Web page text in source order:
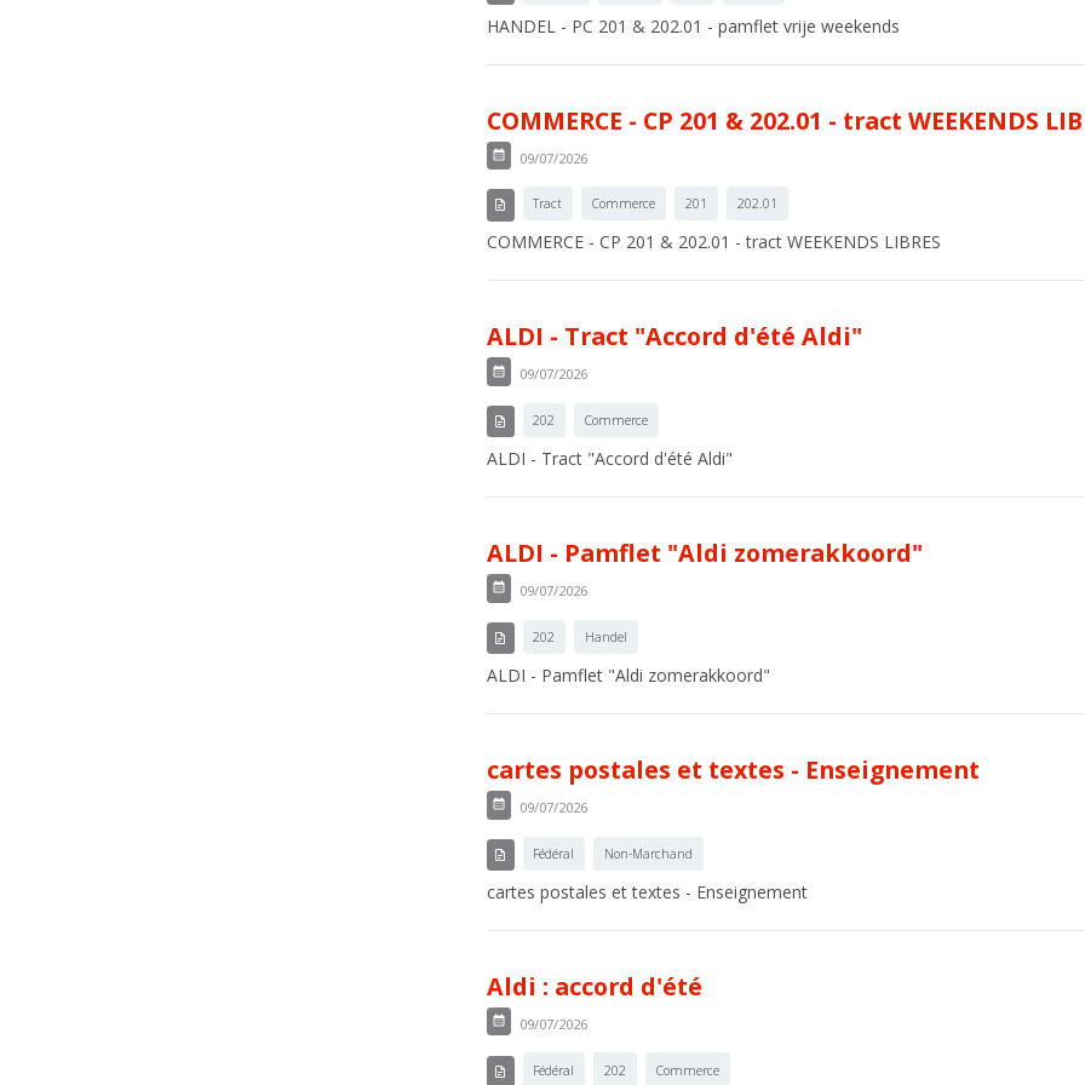
HANDEL - PC 201 & 202.01 - pamflet vrije weekends
COMMERCE - CP 201 & 202.01 - tract WEEKENDS
09/07/2026
Tract Commerce 201 202.01
COMMERCE - CP 201 & 202.01 - tract WEEKENDS LIBRES
ALDI - Tract "Accord d'été Aldi"
09/07/2026
202 Commerce
ALDI - Tract "Accord d'été Aldi"
ALDI - Pamflet "Aldi zomerakkoord"
09/07/2026
202 Handel
ALDI - Pamflet "Aldi zomerakkoord"
cartes postales et textes - Enseignement
09/07/2026
Fédéral Non-Marchand
cartes postales et textes - Enseignement
Aldi : accord d'été
09/07/2026
Fédéral 202 Commerce